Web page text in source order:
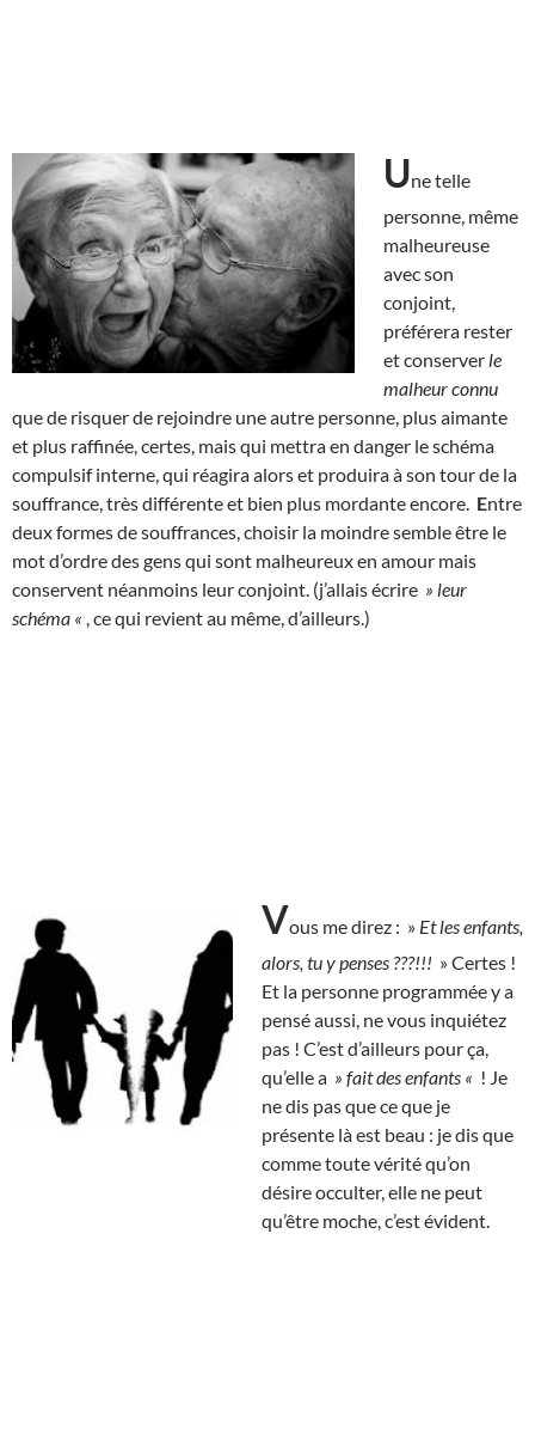
Une telle
personne, même
malheureuse
avec son
conjoint,
préférera rester
et conserver le
malheur connu
que de risquer de rejoindre une autre personne, plus aimante
et plus raffinée, certes, mais qui mettra en danger le schéma
compulsif interne, qui réagira alors et produira à son tour de la
souffrance, très différente et bien plus mordante encore. Entre
deux formes de souffrances, choisir la moindre semble être le
mot d’ordre des gens qui sont malheureux en amour mais
conservent néanmoins leur conjoint. (j’allais écrire » leur
schéma « , ce qui revient au même, d’ailleurs.)
Vous me direz : » Et les enfants,
alors, tu y penses ???!!! » Certes !
Et la personne programmée y a
pensé aussi, ne vous inquiétez
pas ! C’est d’ailleurs pour ça,
qu’elle a » fait des enfants « ! Je
ne dis pas que ce que je
présente là est beau : je dis que
comme toute vérité qu’on
désire occulter, elle ne peut
qu’être moche, c’est évident.